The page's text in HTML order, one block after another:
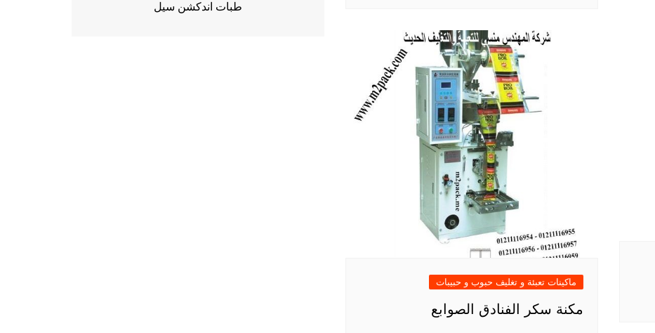
ماكينات تعبئة و تغليف حبوب و حبيبات
مكنة سكر الفنادق الصوابع
طبات اندكشن سيل